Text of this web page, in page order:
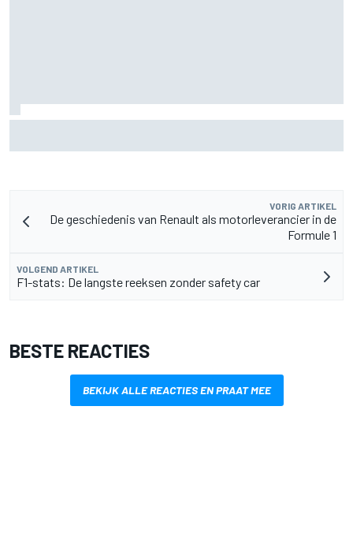
VORIG ARTIKEL
De geschiedenis van Renault als motorleverancier in de
Formule 1
VOLGEND ARTIKEL
F1-stats: De langste reeksen zonder safety car
BESTE REACTIES
BEKIJK ALLE REACTIES EN PRAAT MEE